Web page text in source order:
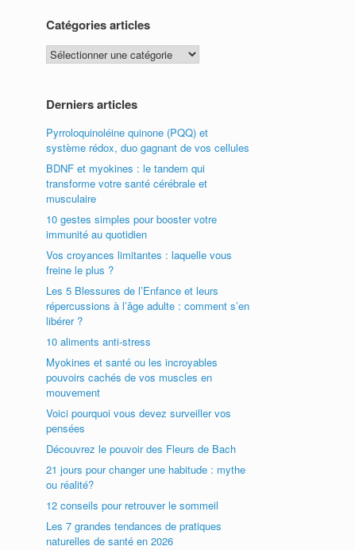
Catégories articles
Catégories
articles
Derniers articles
Pyrroloquinoléine quinone (PQQ) et
système rédox, duo gagnant de vos cellules
BDNF et myokines : le tandem qui
transforme votre santé cérébrale et
musculaire
10 gestes simples pour booster votre
immunité au quotidien
Vos croyances limitantes : laquelle vous
freine le plus ?
Les 5 Blessures de l’Enfance et leurs
répercussions à l’âge adulte : comment s’en
libérer ?
10 aliments anti-stress
Myokines et santé ou les incroyables
pouvoirs cachés de vos muscles en
mouvement
Voici pourquoi vous devez surveiller vos
pensées
Découvrez le pouvoir des Fleurs de Bach
21 jours pour changer une habitude : mythe
ou réalité?
12 conseils pour retrouver le sommeil
Les 7 grandes tendances de pratiques
naturelles de santé en 2026